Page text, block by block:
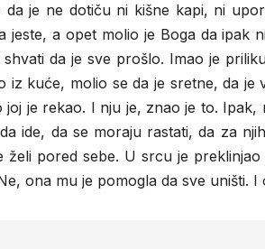
je ne dotiču ni kišne kapi, ni
jeste, a opet molio je Boga da ipak
da je sve prošlo. Imao je
iz kuće, molio se da je sretne, da
je rekao. I nju je, znao je to.
ide, da se moraju rastati, da za
želi pored sebe. U srcu je
ona mu je pomogla da sve uništi. I